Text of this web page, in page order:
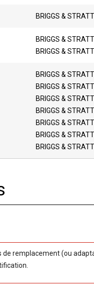
BRIGGS &
BRIGGS &
BRIGGS &
BRIGGS &
BRIGGS &
BRIGGS &
BRIGGS &
BRIGGS &
BRIGGS &
BRIGGS &
de remplacement (ou